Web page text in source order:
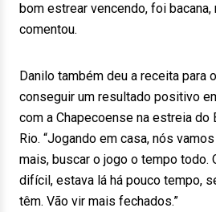
bom estrear vencendo, foi bacana,
comentou.
Danilo também deu a receita para
conseguir um resultado positivo
com a Chapecoense na estreia do
Rio. “Jogando em casa, nós
mais, buscar o jogo o tempo todo.
difícil, estava lá há pouco tempo,
têm. Vão vir mais fechados.”